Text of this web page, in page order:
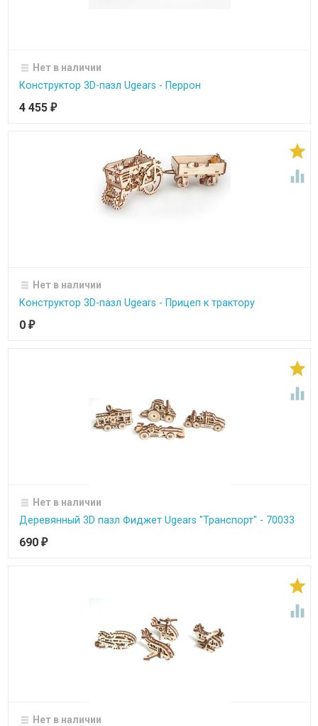
Нет в наличии
Конструктор 3D-пазл Ugears - Перрон
4 455 ₽


Нет в наличии
Конструктор 3D-пазл Ugears - Прицеп к трактору
0 ₽


Нет в наличии
Деревянный 3D пазл Фиджет Ugears "Транспорт" - 70033
690 ₽


Нет в наличии